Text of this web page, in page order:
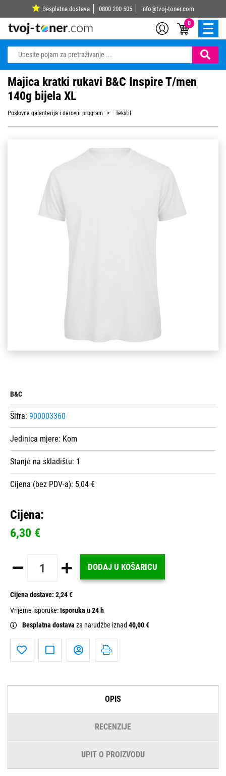
Besplatna dostava 0800 200 505 info@tvoj-toner.com
0
Majica kratki rukavi B&C Inspire T/men
140g bijela XL
Poslovna galanterija i darovni program Tekstil
B&C
Šifra: 900003360
Jedinica mjere: Kom
Stanje na skladištu: 1
Cijena (bez PDV-a): 5,04 €
Cijena:
6,30 €
DODAJ U KOŠARICU
Cijena dostave: 2,24 €
Vrijeme isporuke:Isporuka u 24 h
Besplatna dostava za narudžbe iznad 40,00 €
OPIS
RECENZIJE
UPIT O PROIZVODU